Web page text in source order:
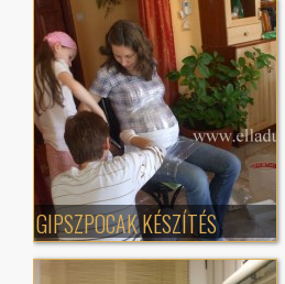
GIPSZPOCAK KÉSZÍTÉS